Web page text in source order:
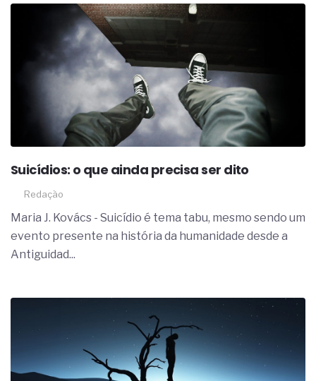
Suicídios: o que ainda precisa ser dito
Redação
Maria J. Kovács - Suicídio é tema tabu, mesmo sendo um
evento presente na história da humanidade desde a
Antiguidad...